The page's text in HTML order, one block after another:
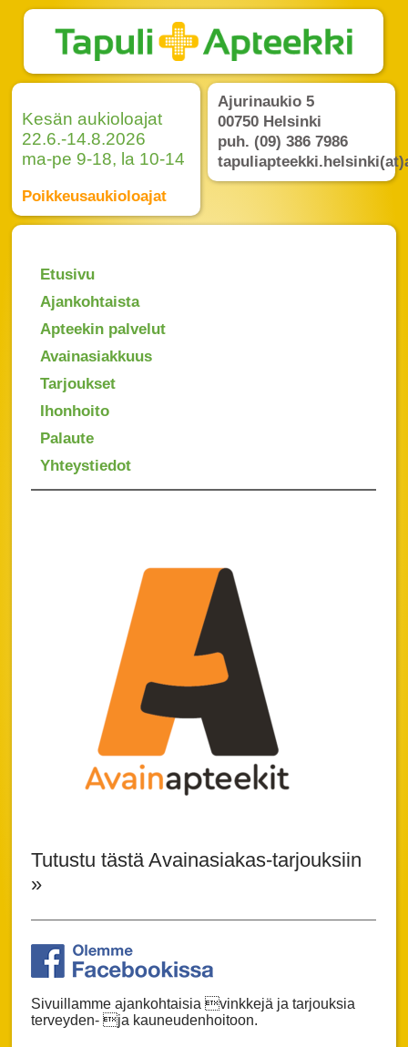
Kesän aukioloajat
22.6.-14.8.2026
ma-pe 9-18, la 10-14
Poikkeusaukioloajat
Ajurinaukio 5
00750 Helsinki
puh. (09) 386 7986
Etusivu
Ajankohtaista
Apteekin palvelut
Avainasiakkuus
Tarjoukset
Ihonhoito
Palaute
Yhteystiedot
Tutustu tästä Avainasiakas-tarjouksiin
»
Sivuillamme ajankohtaisia vinkkejä ja tarjouksia
terveyden- ja kauneudenhoitoon.